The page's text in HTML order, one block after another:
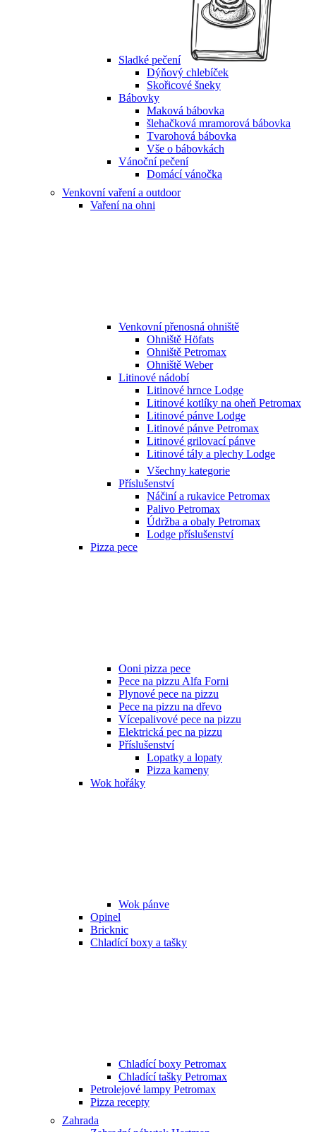
Sladké pečení
Dýňový chlebíček
Skořicové šneky
Bábovky
Maková bábovka
šlehačková mramorová bábovka
Tvarohová bábovka
Vše o bábovkách
Vánoční pečení
Domácí vánočka
Venkovní vaření a outdoor
Vaření na ohni
Venkovní přenosná ohniště
Ohniště Höfats
Ohniště Petromax
Ohniště Weber
Litinové nádobí
Litinové hrnce Lodge
Litinové kotlíky na oheň Petromax
Litinové pánve Lodge
Litinové pánve Petromax
Litinové grilovací pánve
Litinové tály a plechy Lodge
Všechny kategorie
Příslušenství
Náčiní a rukavice Petromax
Palivo Petromax
Údržba a obaly Petromax
Lodge příslušenství
Pizza pece
Ooni pizza pece
Pece na pizzu Alfa Forni
Plynové pece na pizzu
Pece na pizzu na dřevo
Vícepalivové pece na pizzu
Elektrická pec na pizzu
Příslušenství
Lopatky a lopaty
Pizza kameny
Wok hořáky
Wok pánve
Opinel
Bricknic
Chladící boxy a tašky
Chladící boxy Petromax
Chladící tašky Petromax
Petrolejové lampy Petromax
Pizza recepty
Zahrada